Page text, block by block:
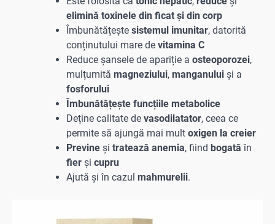
elimină toxinele din ficat și din corp
Îmbunătățește sistemul imunitar, datorită
conținutului mare de vitamina C
Reduce șansele de apariție a osteoporozei,
mulțumită magneziului, manganului și a
fosforului
Îmbunătățește funcțiile metabolice
Deține calitate de vasodilatator, ceea ce
permite să ajungă mai mult oxigen la creier
Previne și tratează anemia, fiind bogată în
fier și cupru
Ajută și în cazul mahmurelii.